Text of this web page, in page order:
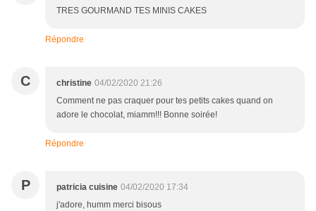
TRES GOURMAND TES MINIS CAKES
Répondre
C christine 04/02/2020 21:26
Comment ne pas craquer pour tes petits cakes quand on
adore le chocolat, miamm!!! Bonne soirée!
Répondre
P patricia cuisine 04/02/2020 17:34
j'adore, humm merci bisous